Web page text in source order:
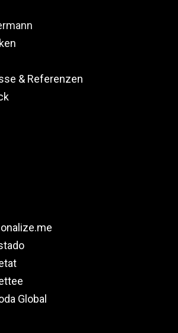
& Referenzen
Global